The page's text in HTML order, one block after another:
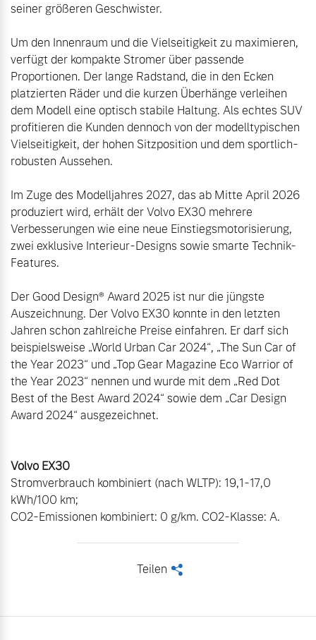
seiner größeren Geschwister.
Um den Innenraum und die Vielseitigkeit zu maximieren,
verfügt der kompakte Stromer über passende
Proportionen. Der lange Radstand, die in den Ecken
platzierten Räder und die kurzen Überhänge verleihen
dem Modell eine optisch stabile Haltung. Als echtes SUV
profitieren die Kunden dennoch von der modelltypischen
Vielseitigkeit, der hohen Sitzposition und dem sportlich-
robusten Aussehen.
Im Zuge des Modelljahres 2027, das ab Mitte April 2026
produziert wird, erhält der Volvo EX30 mehrere
Verbesserungen wie eine neue Einstiegsmotorisierung,
zwei exklusive Interieur-Designs sowie smarte Technik-
Features.
Der Good Design® Award 2025 ist nur die jüngste
Auszeichnung. Der Volvo EX30 konnte in den letzten
Jahren schon zahlreiche Preise einfahren. Er darf sich
beispielsweise „World Urban Car 2024“, „The Sun Car of
the Year 2023“ und „Top Gear Magazine Eco Warrior of
the Year 2023“ nennen und wurde mit dem „Red Dot
Best of the Best Award 2024“ sowie dem „Car Design
Award 2024“ ausgezeichnet.
Stromverbrauch kombiniert (nach WLTP): 19,1-17,0
kWh/100 km;
CO2-Emissionen kombiniert: 0 g/km. CO2-Klasse: A.
Teilen <